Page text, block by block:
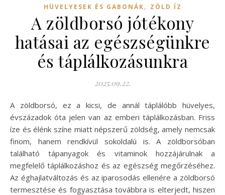
HÜVELYESEK ÉS GABONÁK, ZÖLD ÍZ
A zöldborsó jótékony
hatásai az egészségünkre
és táplálkozásunkra
2025.09.22.
A zöldborsó, ez a kicsi, de annál táplálóbb hüvelyes,
évszázadok óta jelen van az emberi táplálkozásban. Friss
íze és élénk színe miatt népszerű zöldség, amely nemcsak
finom, hanem rendkívül sokoldalú is. A zöldborsóban
található tápanyagok és vitaminok hozzájárulnak a
megfelelő táplálkozáshoz és az egészség megőrzéséhez.
Az éghajlatváltozás és az iparosodás ellenére a zöldborsó
termesztése és fogyasztása továbbra is elterjedt, hiszen